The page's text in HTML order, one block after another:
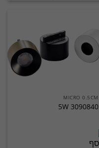
MICRO 0.5CM
3090840 5W